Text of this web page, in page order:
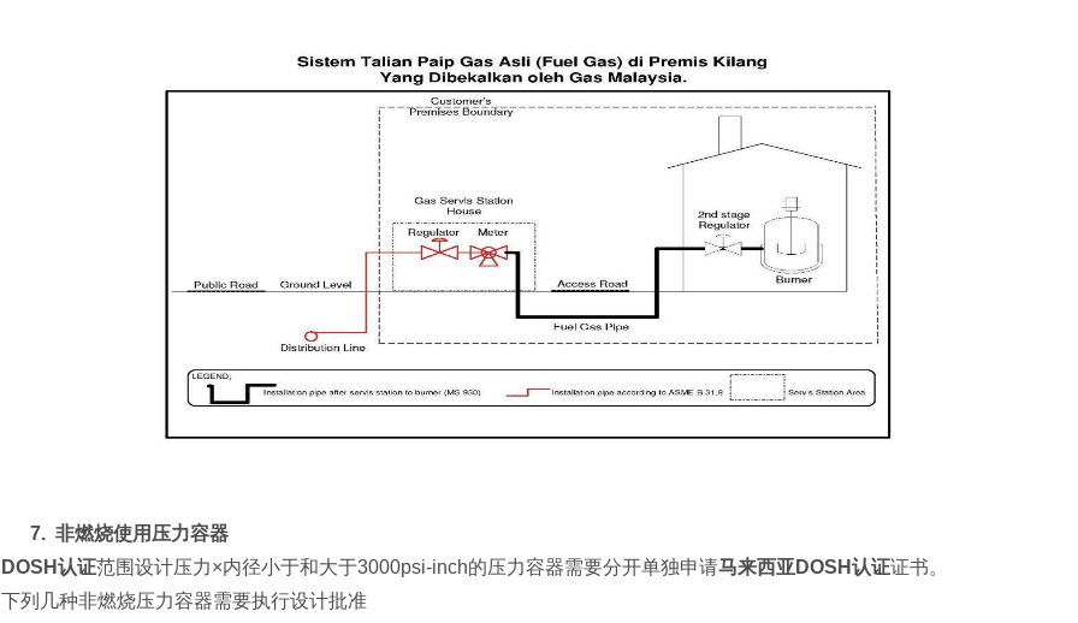
7. 非燃烧使用压力容器
DOSH认证范围设计压力×内径小于和大于3000psi-inch的压力容器需要分开单独申请马来西亚DOSH认证证书。
下列几种非燃烧压力容器需要执行设计批准